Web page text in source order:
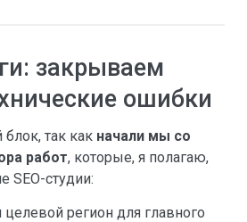
закрываем
ошибки
так как начали мы со
работ, которые, я полагаю,
SEO-студии:
регион для главного